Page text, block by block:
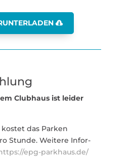
Clubhaus ist leider
kostet das Parken
Stunde. Weitere Infor­
epg-parkhaus.de/